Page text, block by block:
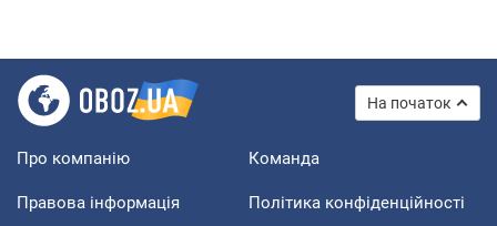
На початок
Про компанію Команда
Правова інформація Політика конфіденційності